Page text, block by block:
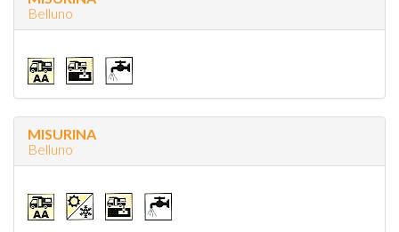
Belluno
MISURINA
Belluno